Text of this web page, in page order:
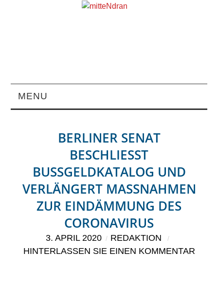
MENU
MAGAZIN
ÜBER UNS
RUBRIKEN
KIEK MA! /
MEINUNG
BERLINER SENAT
BESCHLIESST B
USSGELDKATALOG UND VE
RLÄNGERT MASSNAHMEN ZUR
EINDÄMMUNG DES COR
ONAVIRUS
3. APRIL 2020
REDAKTION
HINTERLASSEN SIE EINEN KOMMENTAR